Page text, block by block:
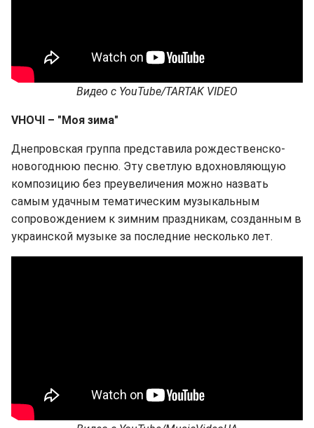
Видео с YouTube/TARTAK VIDEO
VНОЧІ – "Моя зима"
Днепровская группа представила рождественско-
новогоднюю песню. Эту светлую вдохновляющую
композицию без преувеличения можно назвать
самым удачным тематическим музыкальным
сопровождением к зимним праздникам, созданным в
украинской музыке за последние несколько лет.